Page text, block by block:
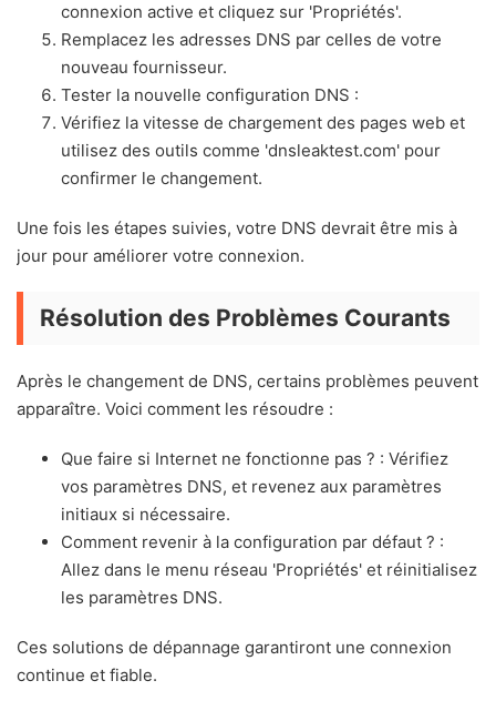
connexion active et cliquez sur 'Propriétés'.
Remplacez les adresses DNS par celles de votre
nouveau fournisseur.
Tester la nouvelle configuration DNS :
Vérifiez la vitesse de chargement des pages web et
utilisez des outils comme 'dnsleaktest.com' pour
confirmer le changement.
Une fois les étapes suivies, votre DNS devrait être mis à
jour pour améliorer votre connexion.
Résolution des Problèmes Courants
Après le changement de DNS, certains problèmes peuvent
apparaître. Voici comment les résoudre :
Que faire si Internet ne fonctionne pas ? : Vérifiez
vos paramètres DNS, et revenez aux paramètres
initiaux si nécessaire.
Comment revenir à la configuration par défaut ? :
Allez dans le menu réseau 'Propriétés' et réinitialisez
les paramètres DNS.
Ces solutions de dépannage garantiront une connexion
continue et fiable.